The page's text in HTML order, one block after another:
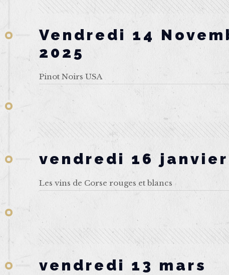
Vendredi 14
2025
Pinot Noirs USA
vendredi 16 janvier
Les vins de Corse rouges et blancs
vendredi 13 mars